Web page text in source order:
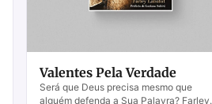
Valentes Pela Verdade
Será que Deus precisa mesmo que
alguém defenda a Sua Palavra? Farley